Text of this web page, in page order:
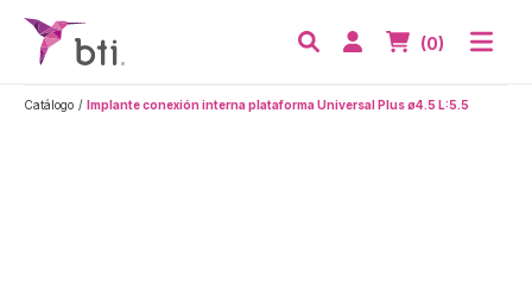
BTI - Human Tecnology
Acceder
Nº de
(0)
Catálogo Implante conexión interna plataforma Universal Plus ø4.5 L:5.5